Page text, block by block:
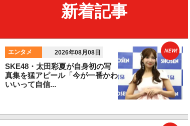
新着記事
エンタメ 2026年08月08日
SKE48・太田彩夏が自身初の写
真集を猛アピール「今が一番かわ
いいって自信...
NEW!